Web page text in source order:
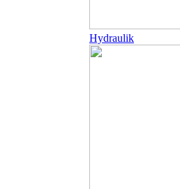
Hydraulik